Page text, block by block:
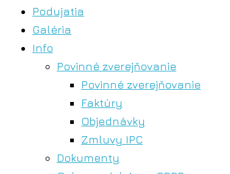
Podujatia
Galéria
Info
Povinné zverejňovanie
Povinné zverejňovanie
Faktúry
Objednávky
Zmluvy IPC
Dokumenty